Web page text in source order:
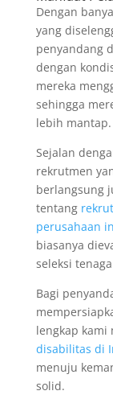
Dengan
yang
penyandang
dengan
mereka
sehingga
lebih mantap.
Sejalan
rekrutmen
berlangsung
tentang
perusahaan
biasanya
seleksi
Bagi
lengkap kami
disabilitas di
menuju
solid.